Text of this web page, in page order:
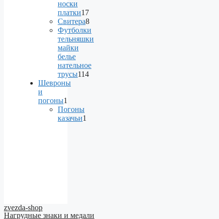
productsноски
платки17
17
products
Свитера8
8
products
Футболки
тельняшки
майки
белье
нательное
трусы114
114
Шевроны
и
погоны1
product
Погоны
казачьи1
zvezda-shop
Нагрудные знаки и медали